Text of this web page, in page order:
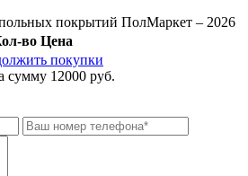
покрытий ПолМаркет – 2026
во Цена
покупки
сумму 12000 руб.